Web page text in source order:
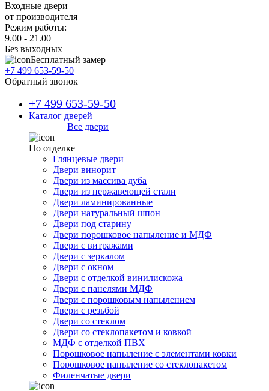
Входные двери
от производителя
Режим работы:
9.00 - 21.00
Без выходных
Бесплатный замер
+7 499 653-59-50
Обратный звонок
+7 499 653-59-50
Каталог дверей
Все двери
По отделке
Глянцевые двери
Двери винорит
Двери из массива дуба
Двери из нержавеющей стали
Двери ламинированные
Двери натуральный шпон
Двери под старину
Двери порошковое напыление и МДФ
Двери с витражами
Двери с зеркалом
Двери с окном
Двери с отделкой винилискожа
Двери с панелями МДФ
Двери с порошковым напылением
Двери с резьбой
Двери со стеклом
Двери со стеклопакетом и ковкой
МДФ с отделкой ПВХ
Порошковое напыление с элементами ковки
Порошковое напыление со стеклопакетом
Филенчатые двери